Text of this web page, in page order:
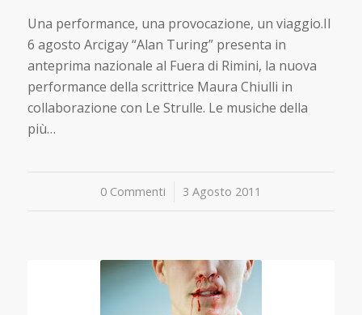
Una performance, una provocazione, un viaggio.Il
6 agosto Arcigay “Alan Turing” presenta in
anteprima nazionale al Fuera di Rimini, la nuova
performance della scrittrice Maura Chiulli in
collaborazione con Le Strulle. Le musiche della
più…
0 Commenti
/ 3 Agosto 2011